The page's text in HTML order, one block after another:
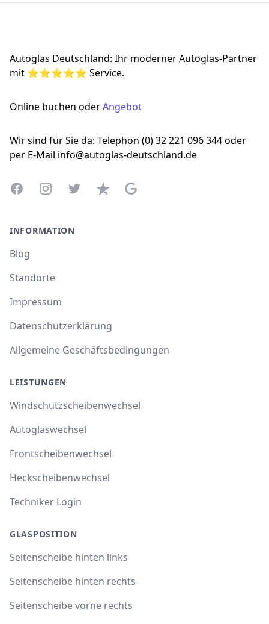
Autoglas Deutschland: Ihr moderner Autoglas-Partner
mit ⭐⭐⭐⭐⭐ Service.
Online buchen oderAngebot
Wir sind für Sie da: Telephon (0) 32 221 096 344 oder
per E-Mail info@autoglas-deutschland.de
FacebookInstagramTwitterTrustpilotGoogle Business Profile
INFORMATION
Blog
Standorte
Impressum
Datenschutzerklärung
Allgemeine Geschäftsbedingungen
LEISTUNGEN
Windschutzscheibenwechsel
Autoglaswechsel
Frontscheibenwechsel
Heckscheibenwechsel
Techniker Login
GLASPOSITION
Seitenscheibe hinten links
Seitenscheibe hinten rechts
Seitenscheibe vorne rechts